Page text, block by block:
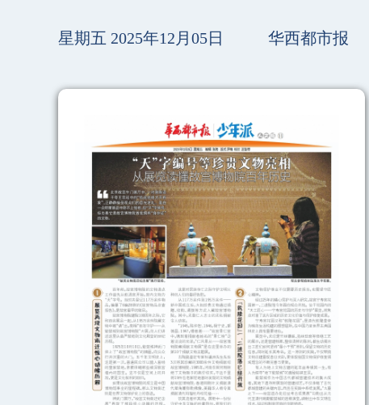
星期五 2025年12月05日 华西都市报